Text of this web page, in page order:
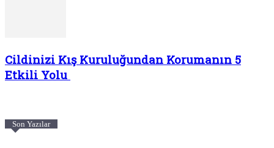
Cildinizi Kış Kuruluğundan Korumanın 5
Etkili Yolu
Son Yazılar